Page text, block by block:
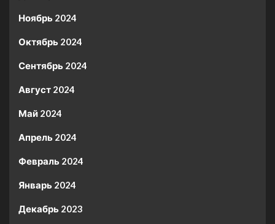
Ноябрь 2024
Октябрь 2024
Сентябрь 2024
Август 2024
Май 2024
Апрель 2024
Февраль 2024
Январь 2024
Декабрь 2023